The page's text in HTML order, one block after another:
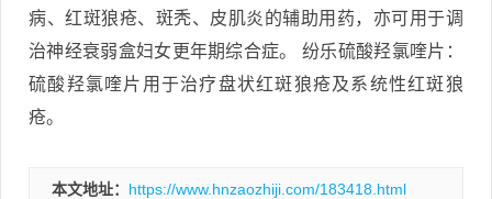
病、红斑狼疮、斑秃、皮肌炎的辅助用药，亦可用于调
治神经衰弱盒妇女更年期综合症。 纷乐硫酸羟氯喹片：
硫酸羟氯喹片用于治疗盘状红斑狼疮及系统性红斑狼
疮。
本文地址： https://www.hnzaozhiji.com/183418.html